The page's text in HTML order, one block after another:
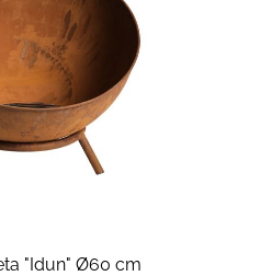
"Idun" Ø60 cm